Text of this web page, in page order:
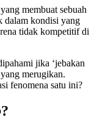
membuat sebuah
dalam kondisi yang
tidak kompetitif di
jika ‘jebakan
merugikan.
fenomena satu ini?
?